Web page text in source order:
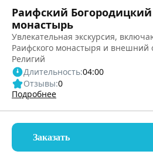
Раифский
монастырь
Увлекательная экскурсия,
Раифского монастыря и внешний
Религий
Длительность:04:00
Отзывы:0
Подробнее
Заказать